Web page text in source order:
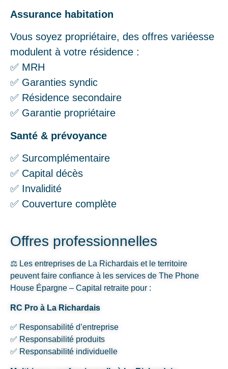
Assurance habitation
Vous soyez propriétaire, des offres variéesse
modulent à votre résidence :
✅ MRH
✅ Garanties syndic
✅ Résidence secondaire
✅ Garantie propriétaire
Santé & prévoyance
✅ Surcomplémentaire
✅ Capital décès
✅ Invalidité
✅ Couverture complète
Offres professionnelles
⚖️ Les entreprises de La Richardais et le territoire
peuvent faire confiance à les services de The Phone
House Épargne – Capital retraite pour :
RC Pro à La Richardais
✅ Responsabilité d’entreprise
✅ Responsabilité produits
✅ Responsabilité individuelle